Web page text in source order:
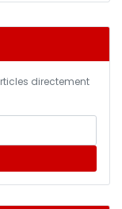
directement